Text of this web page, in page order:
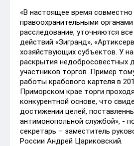
«В настоящее время совместно
правоохранительными
расследование, уточняются
действий «Зигранд»,
хозяйствующих субъектов. У
раскрытия недобросовестных
участников торгов. Пример
работы крабового картеля в
Приморском крае торги
конкурентной основе, что
достижении целей,
антимонопольной службой», -
секретарь – заместитель
России Андрей Цариковский.